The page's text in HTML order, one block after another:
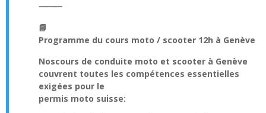
⸻
📘
Programme du cours moto / scooter 12h à Genève
Noscours de conduite moto et scooter à Genève
couvrent toutes les compétences essentielles
exigées pour le
permis moto suisse: